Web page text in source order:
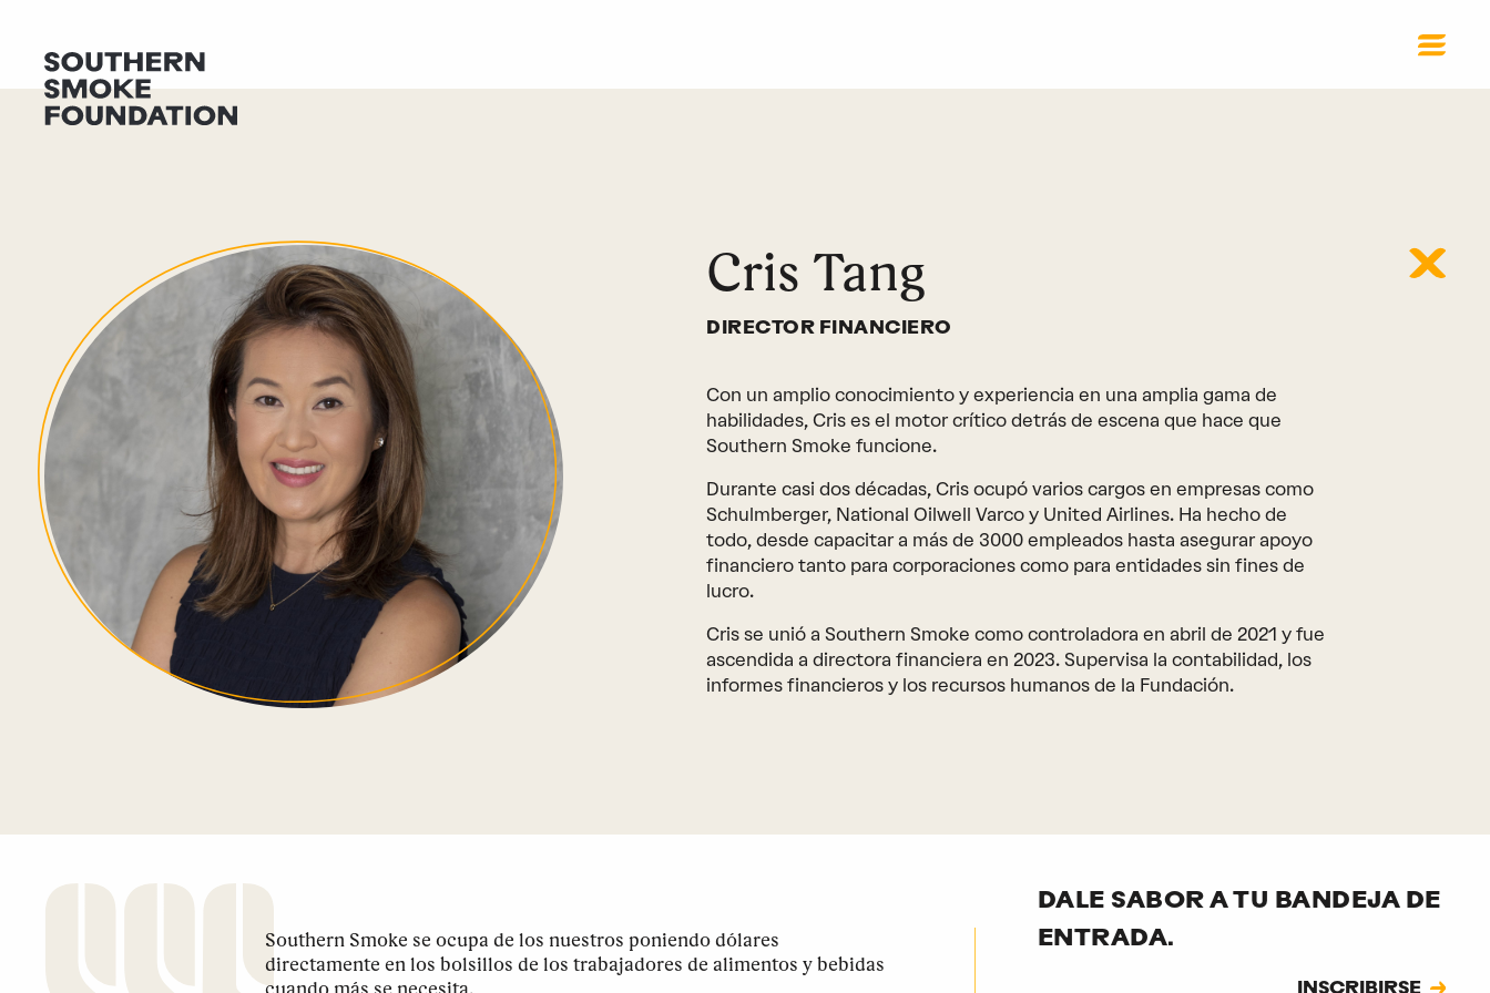
Cris Tang
DIRECTOR FINANCIERO
Con un amplio conocimiento y experiencia en una amplia gama de
habilidades, Cris es el motor crítico detrás de escena que hace que
Southern Smoke funcione.
Durante casi dos décadas, Cris ocupó varios cargos en empresas como
Schulmberger, National Oilwell Varco y United Airlines. Ha hecho de
todo, desde capacitar a más de 3000 empleados hasta asegurar apoyo
financiero tanto para corporaciones como para entidades sin fines de
lucro.
Cris se unió a Southern Smoke como controladora en abril de 2021 y fue
ascendida a directora financiera en 2023. Supervisa la contabilidad, los
informes financieros y los recursos humanos de la Fundación.
Southern Smoke se ocupa de los nuestros poniendo dólares
directamente en los bolsillos de los trabajadores de alimentos y bebidas
cuando más se necesita.
DALE SABOR A TU BANDEJA DE
ENTRADA.
INSCRIBIRSE